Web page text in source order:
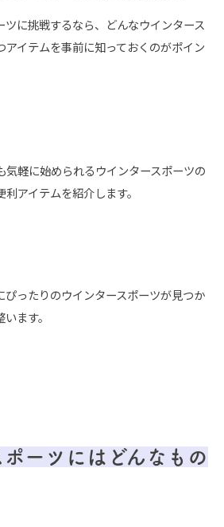
に挑戦するなら、どんなウインタース
アイテムを事前に知っておくのがポイン
気軽に始められるウインタースポーツの
アイテムを紹介します。
ぴったりのウインタースポーツが見つか
ます。
ポーツにはどんなもの